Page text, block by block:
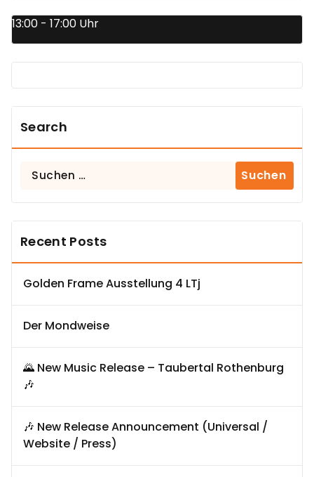
13:00 - 17:00 Uhr
Search
Suchen
Recent Posts
Golden Frame Ausstellung 4 LTj
Der Mondweise
🌄 New Music Release – Taubertal Rothenburg
🎶
🎶 New Release Announcement (Universal /
Website / Press)